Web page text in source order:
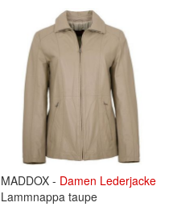
MADDOX - Damen Lederjacke
Lammnappa taupe